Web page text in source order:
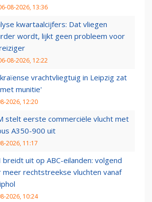
08-2026, 13:36
kwartaalcijfers: Dat vliegen
wordt, lijkt geen probleem voor
08-2026, 12:22
vrachtvliegtuig in Leipzig zat
munitie'
2026, 12:20
stelt eerste commerciële vlucht met
A350-900 uit
2026, 11:17
breidt uit op ABC-eilanden: volgend
meer rechtstreekse vluchten vanaf
2026, 10:24